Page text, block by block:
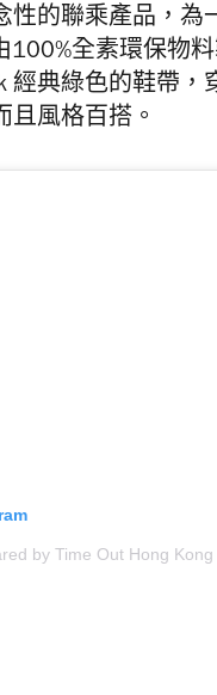
性的聯乘產品，為
100%全素環保物
經典綠色的鞋帶
且風格百搭。
by Time Out Hong